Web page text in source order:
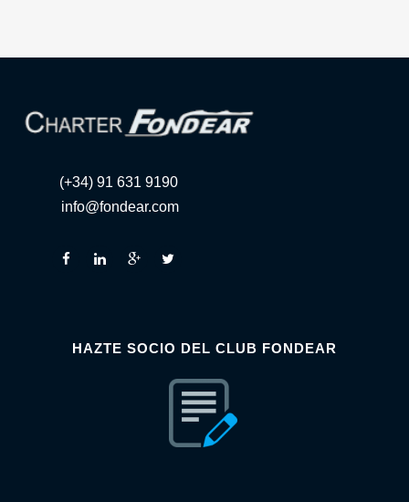
(+34) 91 631 9190
info@fondear.com
HAZTE SOCIO DEL CLUB FONDEAR